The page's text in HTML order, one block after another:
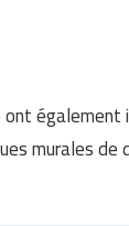
murales